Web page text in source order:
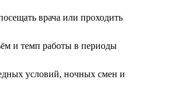
врача или проходить
и темп работы в периоды
условий, ночных смен и